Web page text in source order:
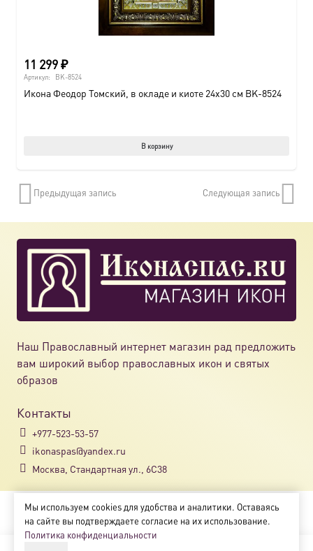
11 299₽
Артикул: BK-8524
Икона Феодор Томский, в окладе и киоте 24х30 см BK-8524
В корзину
Предыдущая запись Следующая запись
Наш Православный интернет магазин рад предложить
вам широкий выбор православных икон и святых
образов
Контакты
+977-523-53-57
ikonaspas@yandex.ru
Москва, Стандартная ул., 6С38
Copyright © 2018-2025
Магазин православных икон «ikonaspas.ru»
Мы используем cookies для удобства и аналитики. Оставаясь
на сайте вы подтверждаете согласие на их использование.
Политика конфиденциальности